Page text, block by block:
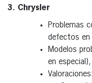
3. Chrysler
Problemas
defectos en
Modelos
en